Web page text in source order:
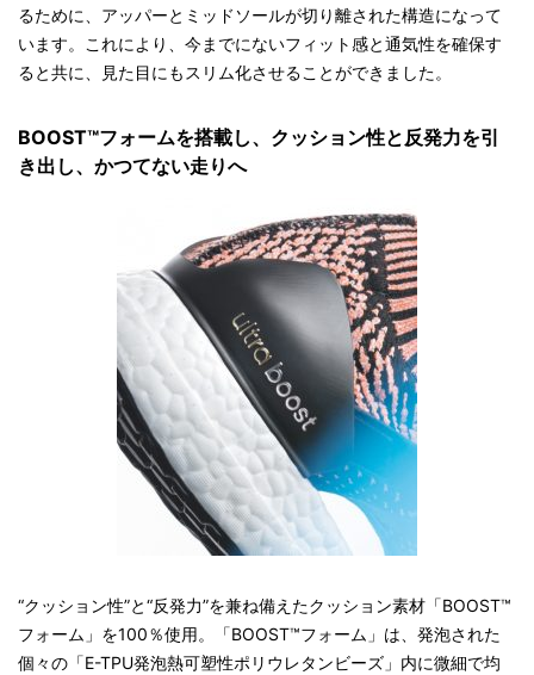
るために、アッパーとミッドソールが切り離された構造になって
います。これにより、今までにないフィット感と通気性を確保す
ると共に、見た目にもスリム化させることができました。
BOOST™フォームを搭載し、クッション性と反発力を引
き出し、かつてない走りへ
“クッション性”と“反発力”を兼ね備えたクッション素材「BOOST™
フォーム」を100％使用。「BOOST™フォーム」は、発泡された
個々の「E-TPU発泡熱可塑性ポリウレタンビーズ」内に微細で均